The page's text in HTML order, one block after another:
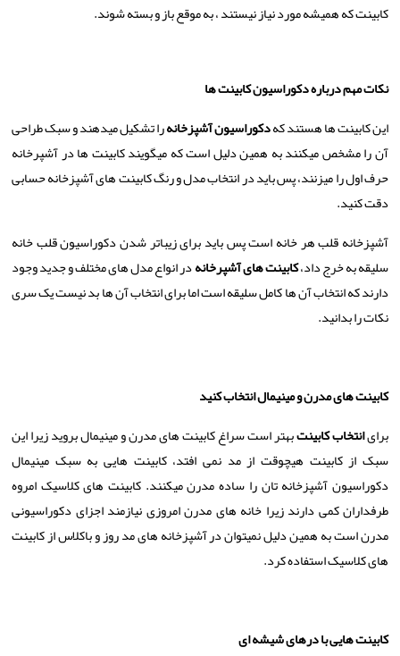
کابینت که همیشه مورد نیاز نیستند ، به موقع باز و بسته شوند.
نکات مهم درباره دکوراسیون کابینت ها
این کابینت ها هستند کهدکوراسیون آشپزخانهرا تشکیل میدهند و سبک طراحی
آن را مشخص میکنند به همین دلیل است که میگویند کابینت ها در آشپرخانه
حرف اول را میزنند، پس باید در انتخاب مدل و رنگ کابینت های آشپزخانه حسابی
دقت کنید.
آشپزخانه قلب هر خانه است پس باید برای زیباتر شدن دکوراسیون قلب خانه
سلیقه به خرج داد،کابینت های آشپرخانهدر انواع مدل های مختلف و جدید وجود
دارند که انتخاب آن ها کامل سلیقه است اما برای انتخاب آن ها بد نیست یک سری
نکات را بدانید.
کابینت های مدرن و مینیمال انتخاب کنید
برایانتخاب کابینتبهتر است سراغ کابینت های مدرن و مینیمال بروید زیرا این
سبک از کابینت هیچوقت از مد نمی افتد، کابینت هایی به سبک مینیمال
دکوراسیون آشپزخانه تان را ساده مدرن میکنند. کابینت های کلاسیک امروه
طرفداران کمی دارند زیرا خانه های مدرن امروزی نیازمند اجزای دکوراسیونی
مدرن است به همین دلیل نمیتوان در آشپزخانه های مد روز و باکلاس از کابینت
های کلاسیک استفاده کرد.
کابینت هایی با درهای شیشه ای